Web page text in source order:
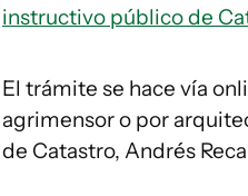
instructivo público de
El trámite se hace vía
agrimensor o por
de Catastro, Andrés